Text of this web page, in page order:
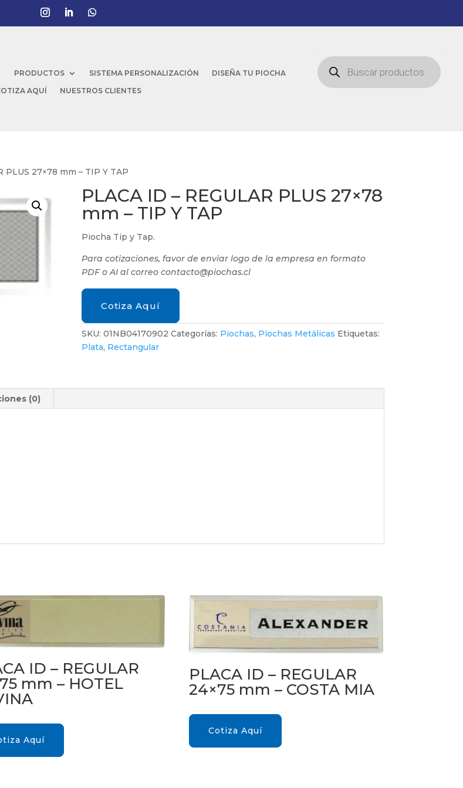
PRODUCTOS SISTEMA PERSONALIZACIÓN
DISEÑA TU PIOCHA
AQUÍ
NUESTROS CLIENTES
Búsqueda
de
productos
PLUS 27×78 mm – TIP Y TAP
PLACA ID – REGULAR PLUS 27×78
mm – TIP Y TAP
Piocha Tip y Tap.
Para cotizaciones, favor de enviar logo de la empresa en formato
PDF o AI al correo contacto@piochas.cl
Cotiza Aquí
SKU: 01NB04170902 Categorías: Piochas, Piochas Metálicas Etiquetas:
Plata, Rectangular
(0)
ID – REGULAR
mm – HOTEL
Aquí
PLACA ID – REGULAR
24×75 mm – COSTA MIA
Cotiza Aquí